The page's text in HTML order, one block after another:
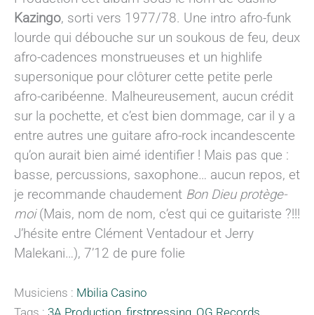
Kazingo, sorti vers 1977/78. Une intro afro-funk
lourde qui débouche sur un soukous de feu, deux
afro-cadences monstrueuses et un highlife
supersonique pour clôturer cette petite perle
afro-caribéenne. Malheureusement, aucun crédit
sur la pochette, et c’est bien dommage, car il y a
entre autres une guitare afro-rock incandescente
qu’on aurait bien aimé identifier ! Mais pas que :
basse, percussions, saxophone… aucun repos, et
je recommande chaudement Bon Dieu protège-
moi(Mais, nom de nom, c’est qui ce guitariste ?!!!
J’hésite entre Clément Ventadour et Jerry
Malekani…), 7’12 de pure folie
Musiciens : Mbilia Casino
Tags : 3A Production, firstpressing, OG Records,